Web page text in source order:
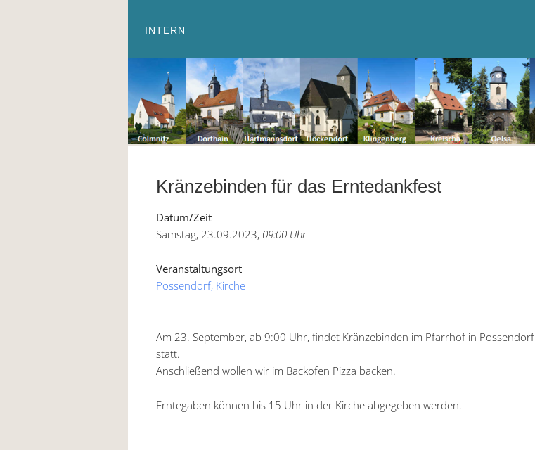
INTERN
Kränzebinden für das Erntedankfest
Datum/Zeit
Samstag, 23.09.2023, 09:00 Uhr
Veranstaltungsort
Possendorf, Kirche
Am 23. September, ab 9:00 Uhr, ﬁndet Kränzebinden im Pfarrhof in Possendorf
statt.
Anschließend wollen wir im Backofen Pizza backen.
Erntegaben können bis 15 Uhr in der Kirche abgegeben werden.